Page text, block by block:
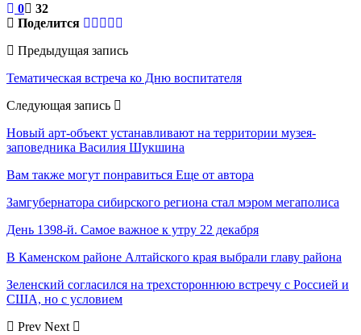
0
32
Поделится
Предыдущая запись
Тематическая встреча ко Дню воспитателя
Следующая запись
Новый арт-объект устанавливают на территории музея-
заповедника Василия Шукшина
Вам также могут понравиться Еще от автора
Замгубернатора сибирского региона стал мэром мегаполиса
День 1398-й. Самое важное к утру 22 декабря
В Каменском районе Алтайского края выбрали главу района
Зеленский согласился на трехстороннюю встречу с Россией и
США, но с условием
Prev Next